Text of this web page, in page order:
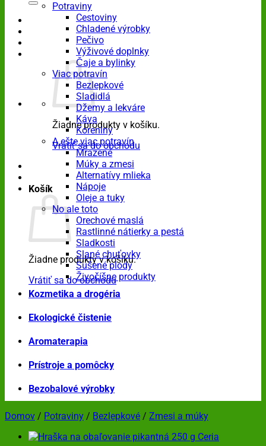
Žiadne produkty v košíku.
Vrátiť sa do obchodu
Košík
Žiadne produkty v košíku.
Vrátiť sa do obchodu
Potraviny
Cestoviny
Chladené výrobky
Pečivo
Výživové doplnky
Čaje a bylinky
Viac potravín
Bezlepkové
Sladidlá
Džemy a lekváre
Káva
Koreniny
A ešte viac potravín
Mrazené
Múky a zmesi
Alternatívy mlieka
Nápoje
Oleje a tuky
No ale toto
Orechové maslá
Rastlinné nátierky a pestá
Sladkosti
Slané chuťovky
Sušené plody
Živočíšne produkty
Kozmetika a drogéria
Ekologické čistenie
Aromaterapia
Prístroje a pomôcky
Bezobalové výrobky
Domov / Potraviny / Bezlepkové / Zmesi a múky